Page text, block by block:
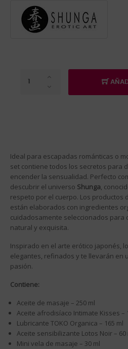
Ideal para escapadas románticas o
set contiene todos los secretos para
encender la sensualidad. Perfecto
descubrir el universo Shunga,
respeto por el cuerpo. Los productos
están elaborados con ingredientes
cuidadosamente seleccionados para
natural y exquisita.
Inspirado en el arte erótico japonés,
elegantes, refinados y te llevarán en
pasión.
Contiene:
Aceite de masaje – 250 ml
Aceite afrodisíaco Intimate Kisses –
Lubricante TOKO Organica – 165 ml
Aceite sensibilizante Lotos Noir – 60
Mini vela de masaje – 30 ml